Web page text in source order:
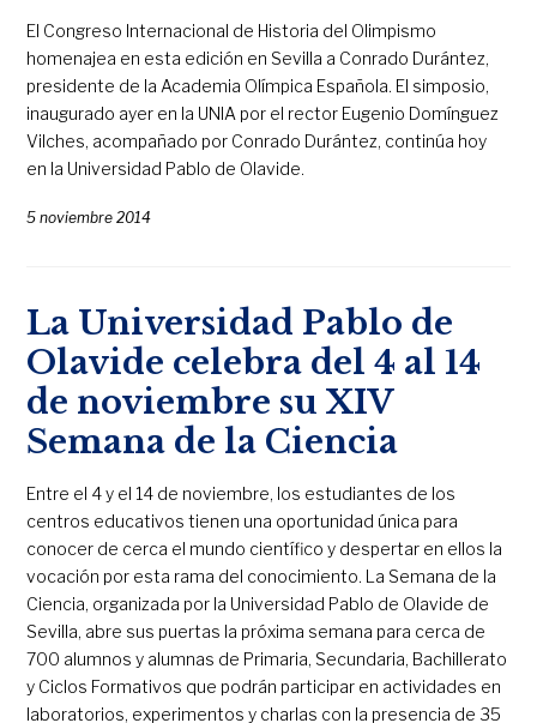
El Congreso Internacional de Historia del Olimpismo
homenajea en esta edición en Sevilla a Conrado Durántez,
presidente de la Academia Olímpica Española. El simposio,
inaugurado ayer en la UNIA por el rector Eugenio Domínguez
Vilches, acompañado por Conrado Durántez, continúa hoy
en la Universidad Pablo de Olavide.
5 noviembre 2014
La Universidad Pablo de
Olavide celebra del 4 al 14
de noviembre su XIV
Semana de la Ciencia
Entre el 4 y el 14 de noviembre, los estudiantes de los
centros educativos tienen una oportunidad única para
conocer de cerca el mundo científico y despertar en ellos la
vocación por esta rama del conocimiento. La Semana de la
Ciencia, organizada por la Universidad Pablo de Olavide de
Sevilla, abre sus puertas la próxima semana para cerca de
700 alumnos y alumnas de Primaria, Secundaria, Bachillerato
y Ciclos Formativos que podrán participar en actividades en
laboratorios, experimentos y charlas con la presencia de 35